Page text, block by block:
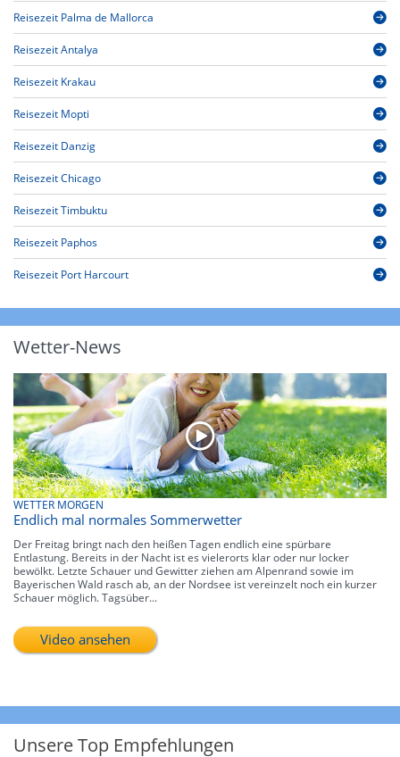
Reisezeit Palma de Mallorca
Reisezeit Antalya
Reisezeit Krakau
Reisezeit Mopti
Reisezeit Danzig
Reisezeit Chicago
Reisezeit Timbuktu
Reisezeit Paphos
Reisezeit Port Harcourt
Wetter-News
WETTER MORGEN
Endlich mal normales Sommerwetter
Der Freitag bringt nach den heißen Tagen endlich eine spürbare
Entlastung. Bereits in der Nacht ist es vielerorts klar oder nur locker
bewölkt. Letzte Schauer und Gewitter ziehen am Alpenrand sowie im
Bayerischen Wald rasch ab, an der Nordsee ist vereinzelt noch ein kurzer
Schauer möglich. Tagsüber...
Video ansehen
Unsere Top Empfehlungen